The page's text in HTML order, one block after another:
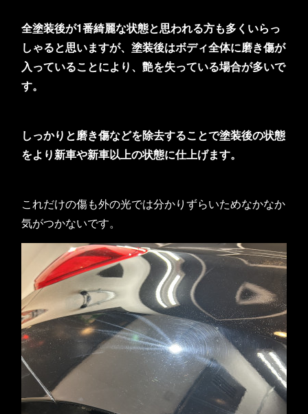
全塗装後が1番綺麗な状態と思われる方も多くいらっ
しゃると思いますが、塗装後はボディ全体に磨き傷が
入っていることにより、艶を失っている場合が多いで
す。
しっかりと磨き傷などを除去することで塗装後の状態
をより新車や新車以上の状態に仕上げます。
これだけの傷も外の光では分かりずらいためなかなか
気がつかないです。